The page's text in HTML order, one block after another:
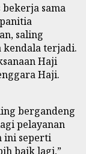
sama
saling
kendala terjadi.
Haji
Haji.
bergandeng
pelayanan
ini seperti
baik lagi,”